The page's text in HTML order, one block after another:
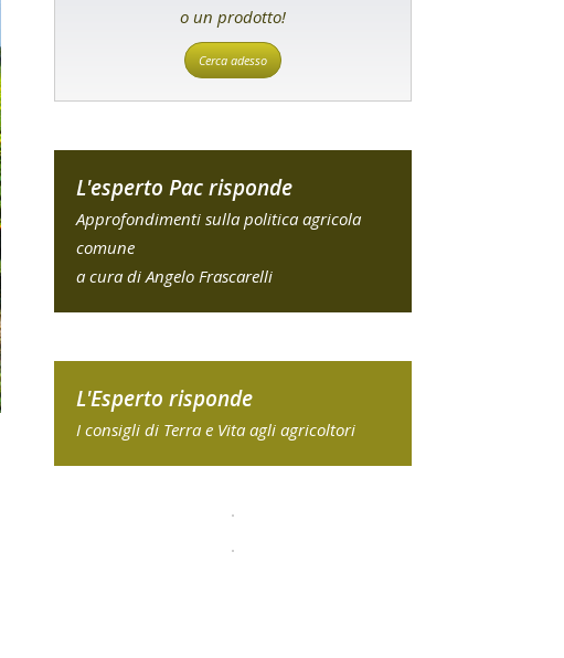
o un prodotto!
Cerca adesso
L'esperto Pac risponde
Approfondimenti sulla politica agricola
comune
a cura di Angelo Frascarelli
L'Esperto risponde
I consigli di Terra e Vita agli agricoltori